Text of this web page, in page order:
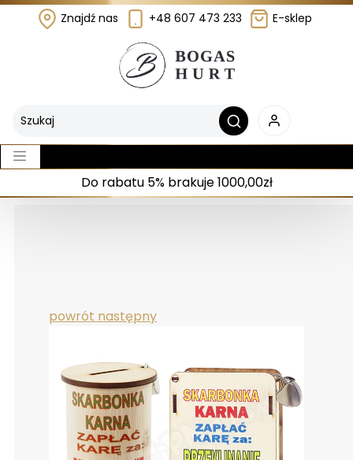
Znajdź nas +48 607 473 233 E-sklep
Do rabatu 5% brakuje 1000,00zł
powrót następny